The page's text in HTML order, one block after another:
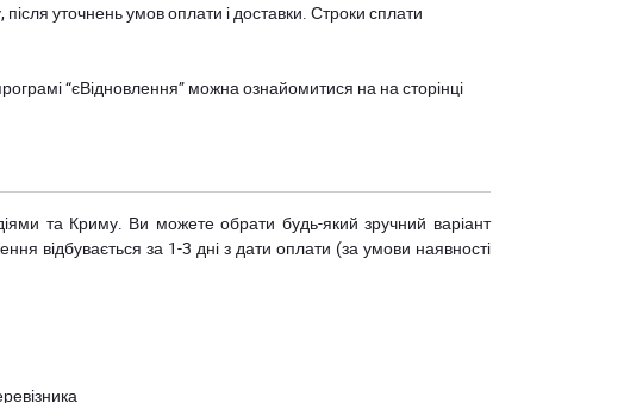
після уточнень умов оплати і доставки. Строки сплати
“єВідновлення” можна ознайомитися на на сторінці
та Криму. Ви можете обрати будь-який зручний варіант
відбувається за 1-3 дні з дати оплати (за умови наявності